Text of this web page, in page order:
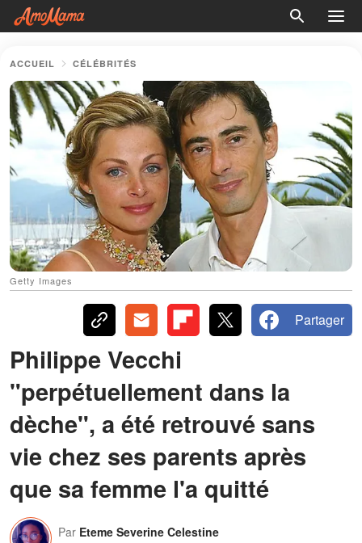
ACCUEIL CÉLÉBRITÉS
Getty Images
Partager
Philippe Vecchi
"perpétuellement dans la
dèche", a été retrouvé sans
vie chez ses parents après
que sa femme l'a quitté
Par Eteme Severine Celestine